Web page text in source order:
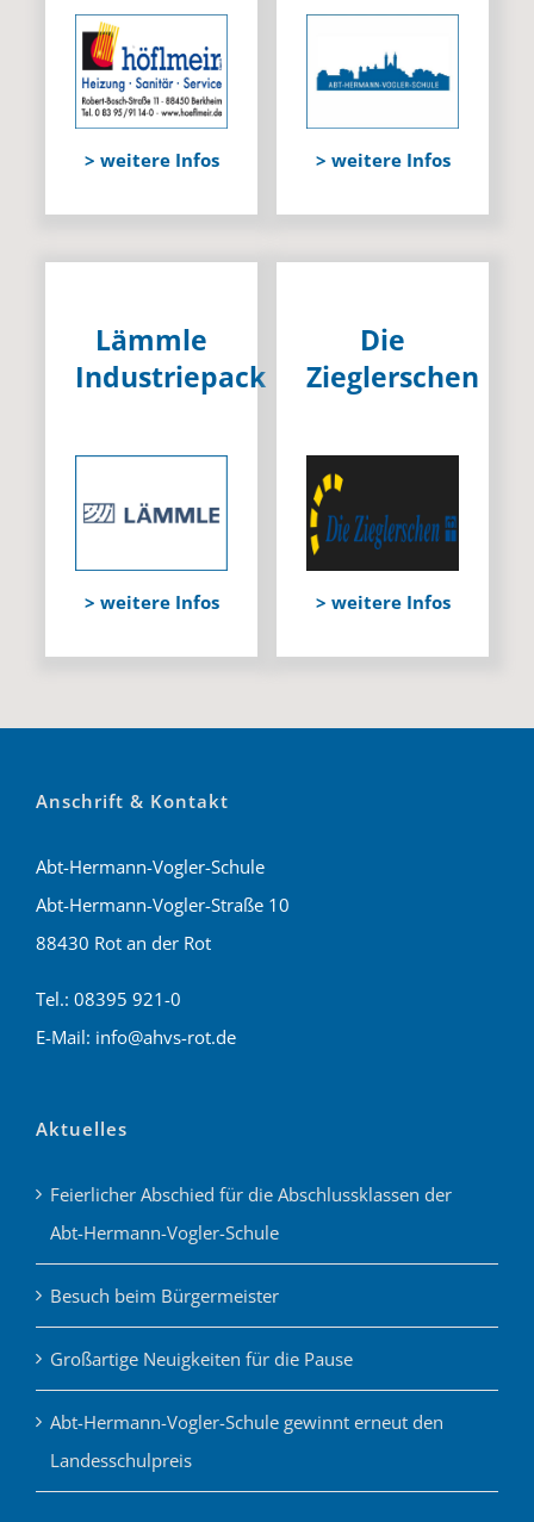
> weitere Infos > weitere Infos
Lämmle
Industriepack
> weitere Infos
Die
Zieglerschen
> weitere Infos
Anschrift & Kontakt
Abt-Hermann-Vogler-Schule
Abt-Hermann-Vogler-Straße 10
88430 Rot an der Rot
Tel.: 08395 921-0
E-Mail: info@ahvs-rot.de
Aktuelles
Feierlicher Abschied für die Abschlussklassen der
Abt-Hermann-Vogler-Schule
Besuch beim Bürgermeister
Großartige Neuigkeiten für die Pause
Abt-Hermann-Vogler-Schule gewinnt erneut den
Landesschulpreis